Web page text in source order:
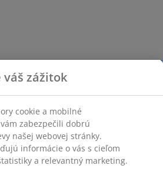
váš zážitok
cookie a mobilné
zabezpečili dobrú
našej webovej stránky.
informácie o vás s cieľom
a relevantný marketing.